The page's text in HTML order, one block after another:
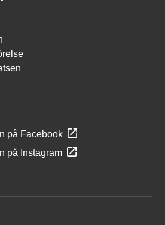
på Facebook
på Instagram